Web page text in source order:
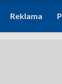
Reklama